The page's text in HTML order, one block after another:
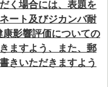
く場合には、表題を
ート及びジカンバ耐
影響評価についての
ますよう、また、郵
きいただきますよう